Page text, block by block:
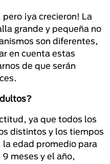
¡ya crecieron! La
grande y pequeña no
son diferentes,
en cuenta estas
de que serán
ya que todos los
distintos y los tiempos
la edad promedio para
meses y el año,